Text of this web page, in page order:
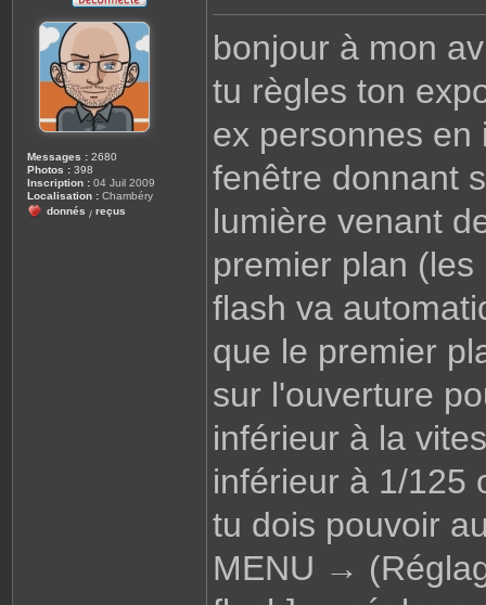
Messages : 2680
Photos : 398
Inscription : 04 Juil 2009
Localisation : Chambéry
donnés / reçus
e
s
g
e
bonjour à mon
tu règles ton
ex personnes en
fenêtre donnant
lumière venant
premier plan
flash va
que le premier
sur l'ouverture
inférieur à la
inférieur à 1/125
tu dois pouvoir
MENU →